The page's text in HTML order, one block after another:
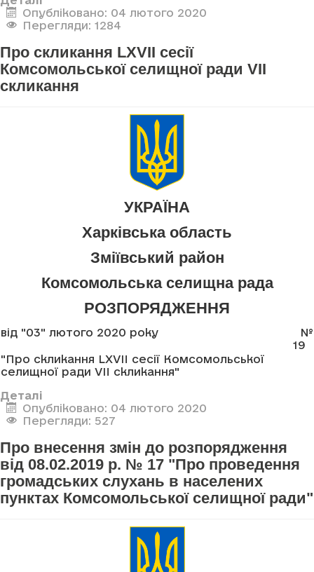
Опубліковано: 04 лютого 2020
Перегляди: 1284
Про скликання LXVII сесії
Комсомольської селищної ради VII
скликання
УКРАЇНА
Харківська область
Зміївський район
Комсомольська селищна рада
РОЗПОРЯДЖЕННЯ
від "03" лютого 2020 року
№
19
"Про скликання LXVII сесії Комсомольської
селищної ради VII скликання"
Деталі
Опубліковано: 04 лютого 2020
Перегляди: 527
Про внесення змін до розпорядження
від 08.02.2019 р. № 17 "Про проведення
громадських слухань в населених
пунктах Комсомольської селищної ради"